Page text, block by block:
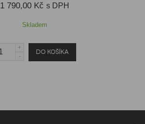
1 790,00 Kč s DPH
Skladem